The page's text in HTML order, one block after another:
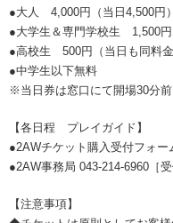
●大人 4,000円（当日4,500円）
●大学生＆専門学校生 1,500円
●高校生 500円（当日も同料金
●中学生以下無料
※当日券は窓口にて開場30分前
【各日程 プレイガイド】
●2AWチケット購入受付フォー
●2AW事務局 043-214-6960［
【注意事項】